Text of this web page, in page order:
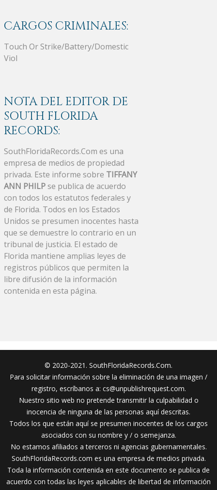
CARGOS CRIMINALES:
Touch Or Strike/Battery/Domestic
Viol
NOTA DEL EDITOR DE
SOUTH FLORIDA
RECORDS:
SouthFloridaRecords.Com es una
empresa de medios de propiedad
privada. Este informe sobre TIFFANY
ANN PHILPse publica de acuerdo
con todos los estatutos federales y
de Florida. Todos en los Estados
Unidos se presumen inocentes hasta
que se demuestre lo contrario en un
tribunal de justicia. El estado de
Florida mantiene amplias leyes de
registros públicos que permiten la
libre difusión de la información
contenida en esta página.
© 2020-2021. SouthFloridaRecords.Com.
Para solicitar información sobre la eliminación de una imagen /
registro, escríbanos a: cs@unpublishrequest.com.
Nuestro sitio web no pretende transmitir la culpabilidad o
inocencia de ninguna de las personas aquí descritas.
Todos los que están aquí se presumen inocentes de los cargos
asociados con su nombre y / o semejanza.
No estamos afiliados a terceros ni agencias gubernamentales.
SouthFloridaRecords.com es una empresa de medios privada.
Toda la información contenida en este documento se publica de
acuerdo con todas las leyes aplicables de libertad de información